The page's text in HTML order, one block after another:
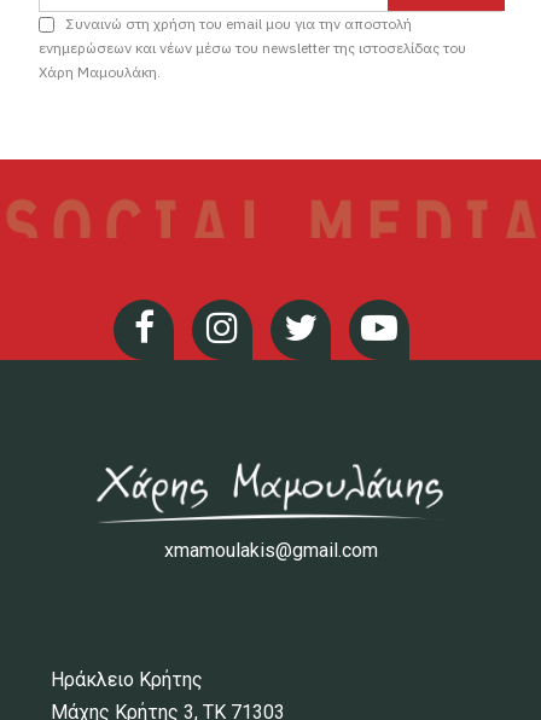
Συναινώ στη χρήση του email μου για την αποστολή
ενημερώσεων και νέων μέσω του newsletter της ιστοσελίδας του
Χάρη Μαμουλάκη.
xmamoulakis@gmail.com
Ηράκλειο Κρήτης
Μάχης Κρήτης 3, ΤΚ 71303